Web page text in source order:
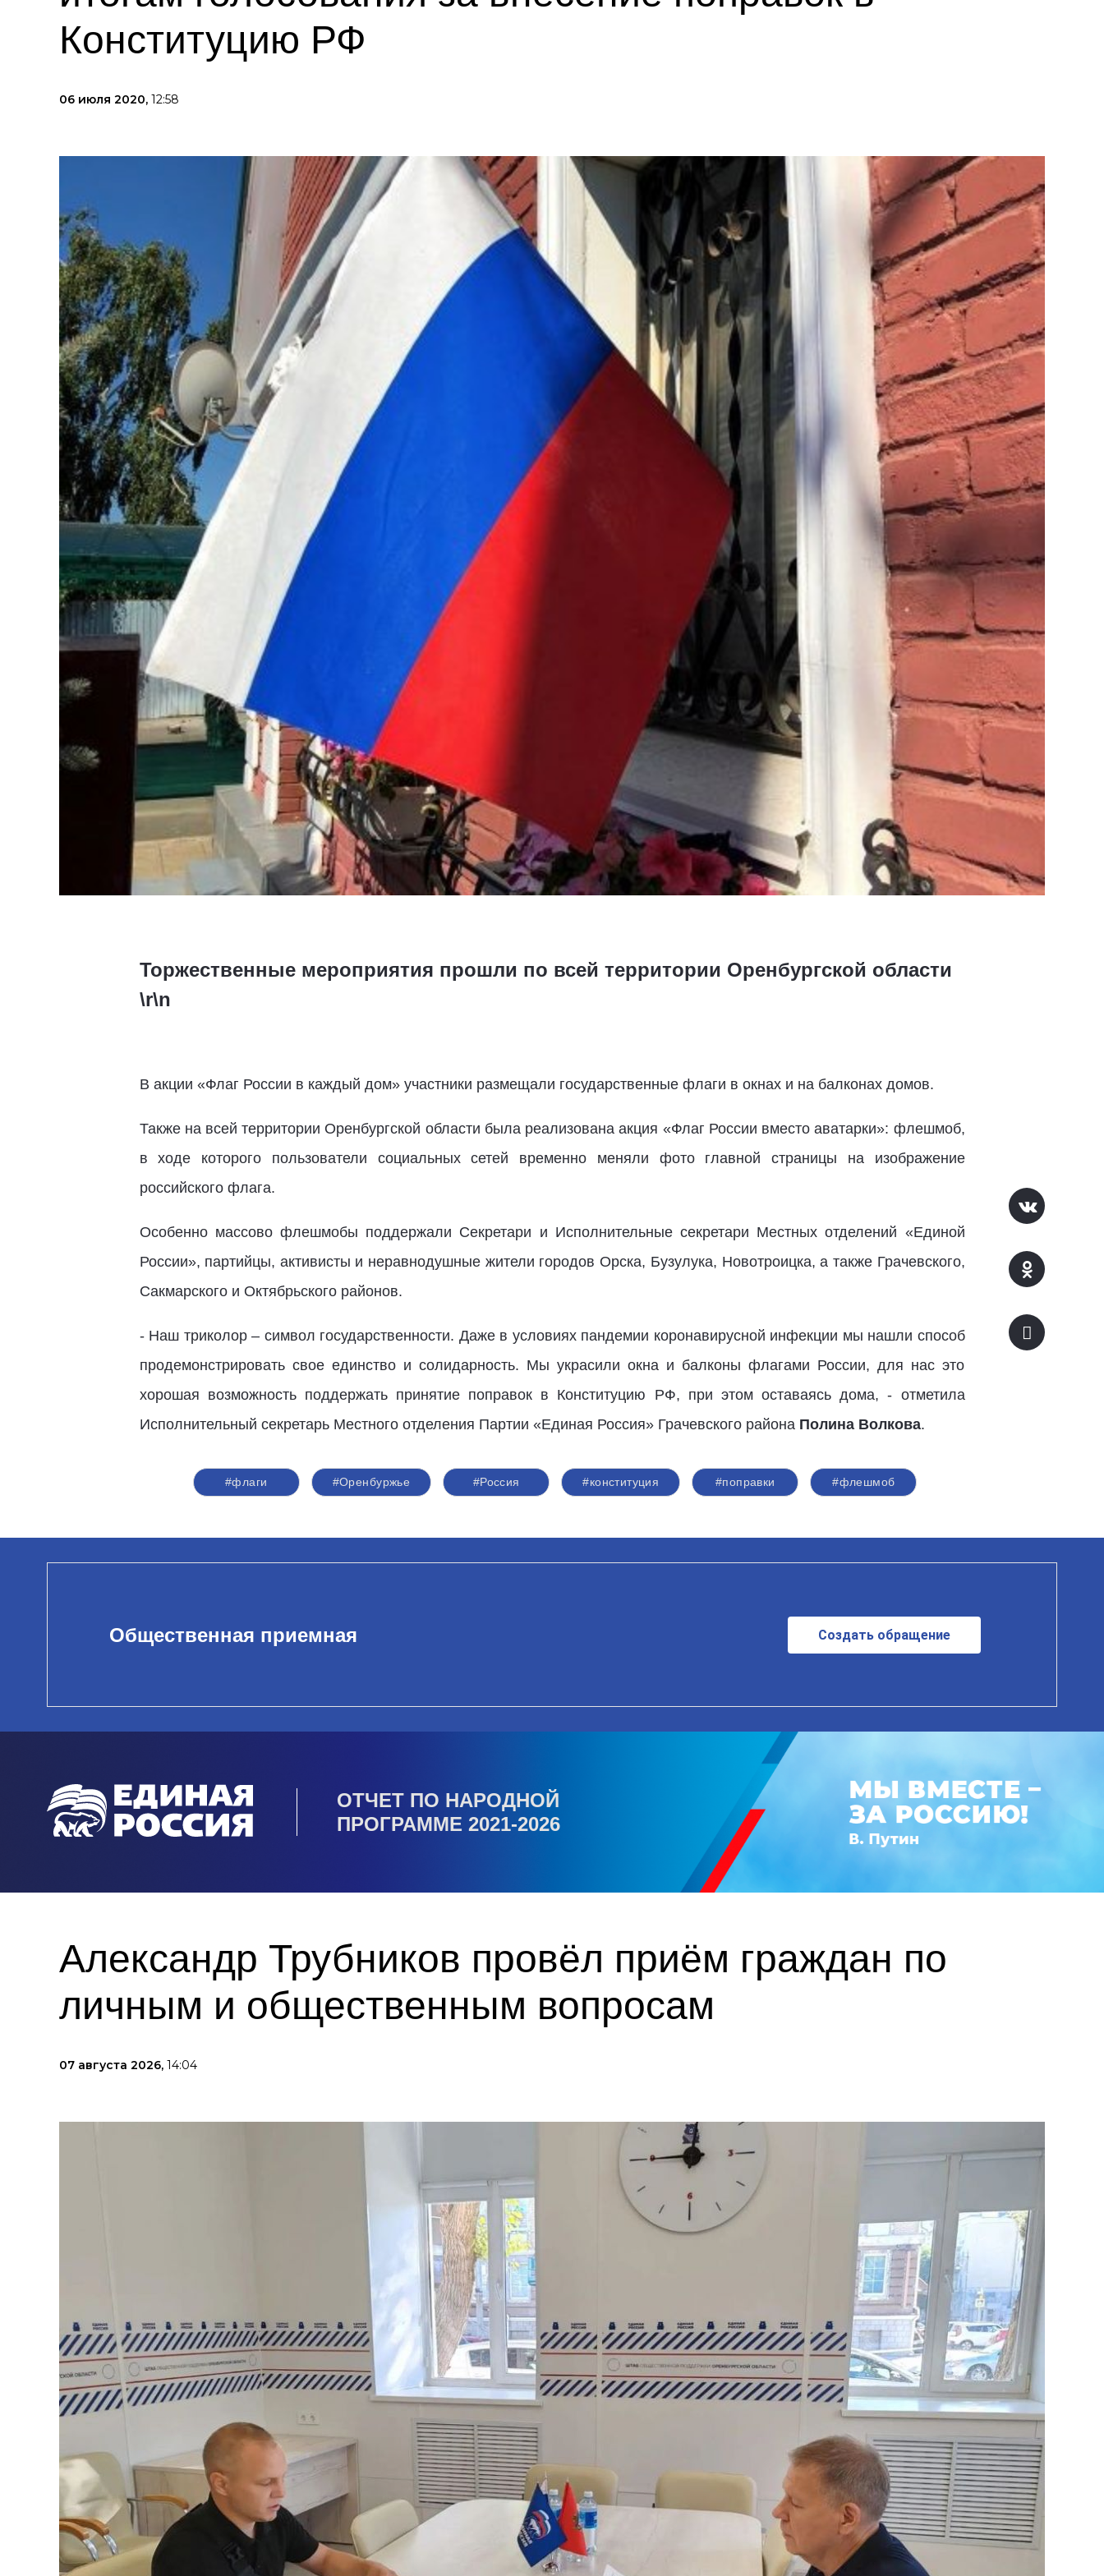
Конституцию РФ
06 июля 2020, 12:58
Торжественные мероприятия прошли по всей территории Оренбургской области
\r\n
В акции «Флаг России в каждый дом» участники размещали государственные флаги в окнах и на балконах домов.
Также на всей территории Оренбургской области была реализована акция «Флаг России вместо аватарки»: флешмоб,
в ходе которого пользователи социальных сетей временно меняли фото главной страницы на изображение
российского флага.
Особенно массово флешмобы поддержали Секретари и Исполнительные секретари Местных отделений «Единой
России», партийцы, активисты и неравнодушные жители городов Орска, Бузулука, Новотроицка, а также Грачевского,
Сакмарского и Октябрьского районов.
- Наш триколор – символ государственности. Даже в условиях пандемии коронавирусной инфекции мы нашли способ
продемонстрировать свое единство и солидарность. Мы украсили окна и балконы флагами России, для нас это
хорошая возможность поддержать принятие поправок в Конституцию РФ, при этом оставаясь дома, - отметила
Исполнительный секретарь Местного отделения Партии «Единая Россия» Грачевского района Полина Волкова.
#флаги #Оренбуржье #Россия #конституция #поправки #флешмоб
Общественная приемная Создать обращение
ОТЧЕТ ПО НАРОДНОЙ
ПРОГРАММЕ 2021-2026
Александр Трубников провёл приём граждан по
личным и общественным вопросам
07 августа 2026, 14:04